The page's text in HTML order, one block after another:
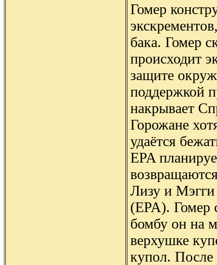
Гомер
бака. Гомер
происходит
защите
поддержкой
накрывает
Горожане
удаётся
EPA
Лизу и Мэгги
(EPA). Гомер
бомбу он на
верхушке
купол. После